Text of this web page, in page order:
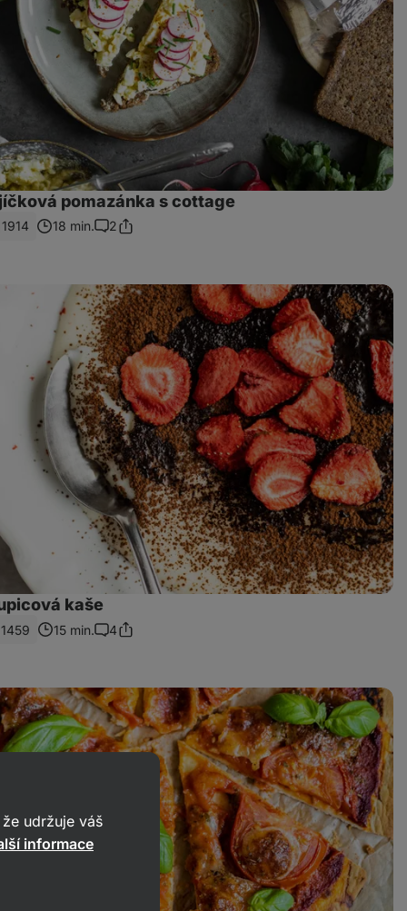
pomazánka s cottage
1914 18 min.
Komentáře
2Sdílet
kaše
1459 15 min.
Komentáře
4Sdílet
udržuje váš
informace